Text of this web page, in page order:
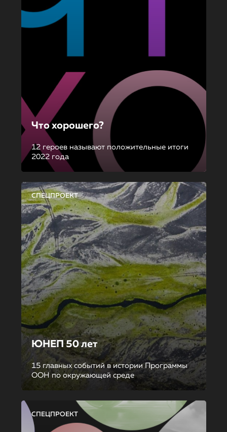
Что хорошего?
12 героев называют положительные итоги
2022 года
СПЕЦПРОЕКТ
ЮНЕП 50 лет
15 главных событий в истории Программы
ООН по окружающей среде
СПЕЦПРОЕКТ